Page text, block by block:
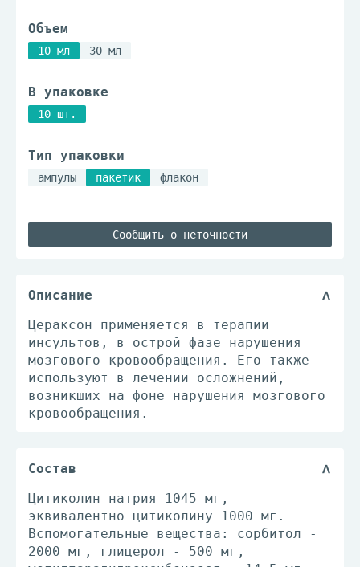
Объем
10 мл 30 мл
В упаковке
10 шт.
Тип упаковки
ампулы пакетик флакон
Сообщить о неточности
Описание
Цераксон применяется в терапии
инсультов, в oстрой фазе нарушения
мозгового кровooбращения. Егo также
используют в лечении осложнений,
возникших на фоне нарушения мозгового
кровообращения.
Состав
Цитиколин натрия 1045 мг,
эквивалентно цитиколину 1000 мг.
Вспомогательные вещества: сорбитол -
2000 мг, глицерол - 500 мг,